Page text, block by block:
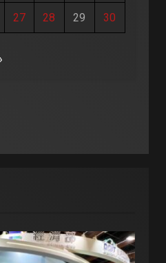
27 28 29 30